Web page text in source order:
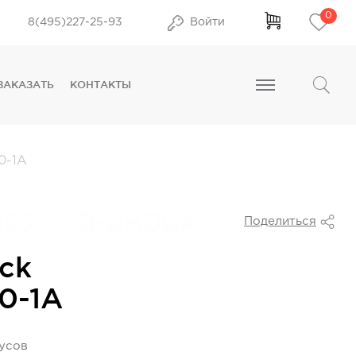
8(495)227-25-93 Войти
0
КОНТАКТЫ
1A
Поделиться
1A